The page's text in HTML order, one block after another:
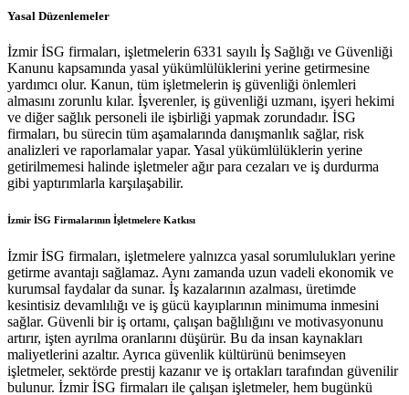
Yasal Düzenlemeler
İzmir İSG firmaları, işletmelerin 6331 sayılı İş Sağlığı ve Güvenliği
Kanunu kapsamında yasal yükümlülüklerini yerine getirmesine
yardımcı olur. Kanun, tüm işletmelerin iş güvenliği önlemleri
almasını zorunlu kılar. İşverenler, iş güvenliği uzmanı, işyeri hekimi
ve diğer sağlık personeli ile işbirliği yapmak zorundadır. İSG
firmaları, bu sürecin tüm aşamalarında danışmanlık sağlar, risk
analizleri ve raporlamalar yapar. Yasal yükümlülüklerin yerine
getirilmemesi halinde işletmeler ağır para cezaları ve iş durdurma
gibi yaptırımlarla karşılaşabilir.
İzmir İSG Firmalarının İşletmelere Katkısı
İzmir İSG firmaları, işletmelere yalnızca yasal sorumlulukları yerine
getirme avantajı sağlamaz. Aynı zamanda uzun vadeli ekonomik ve
kurumsal faydalar da sunar. İş kazalarının azalması, üretimde
kesintisiz devamlılığı ve iş gücü kayıplarının minimuma inmesini
sağlar. Güvenli bir iş ortamı, çalışan bağlılığını ve motivasyonunu
artırır, işten ayrılma oranlarını düşürür. Bu da insan kaynakları
maliyetlerini azaltır. Ayrıca güvenlik kültürünü benimseyen
işletmeler, sektörde prestij kazanır ve iş ortakları tarafından güvenilir
bulunur. İzmir İSG firmaları ile çalışan işletmeler, hem bugünkü